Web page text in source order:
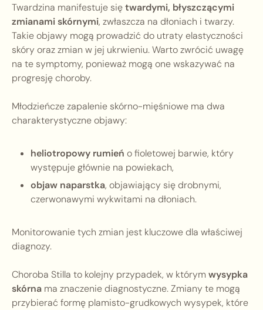
Twardzina manifestuje siętwardymi, błyszczącymi
zmianami skórnymi, zwłaszcza na dłoniach i twarzy.
Takie objawy mogą prowadzić do utraty elastyczności
skóry oraz zmian w jej ukrwieniu. Warto zwrócić uwagę
na te symptomy, ponieważ mogą one wskazywać na
progresję choroby.
Młodzieńcze zapalenie skórno-mięśniowe ma dwa
charakterystyczne objawy:
heliotropowy rumień o fioletowej barwie, który
występuje głównie na powiekach,
objaw naparstka, objawiający się drobnymi,
czerwonawymi wykwitami na dłoniach.
Monitorowanie tych zmian jest kluczowe dla właściwej
diagnozy.
Choroba Stilla to kolejny przypadek, w którym wysypka
skórna ma znaczenie diagnostyczne. Zmiany te mogą
przybierać formę plamisto-grudkowych wysypek, które